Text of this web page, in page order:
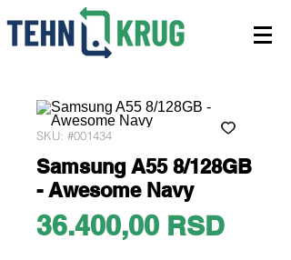
SKU: #001434
Samsung A55 8/128GB
- Awesome Navy
36.400,00 RSDPrice